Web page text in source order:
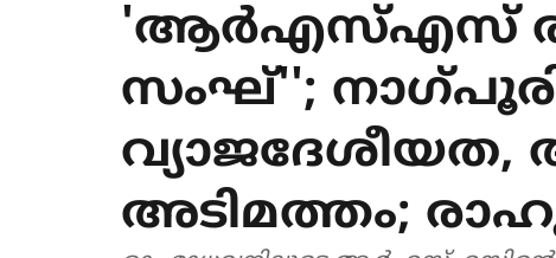
'ആര്‍എസ്എസ്
സംഘ്'';
വ്യാജദേശീയത,
അടിമത്തം;